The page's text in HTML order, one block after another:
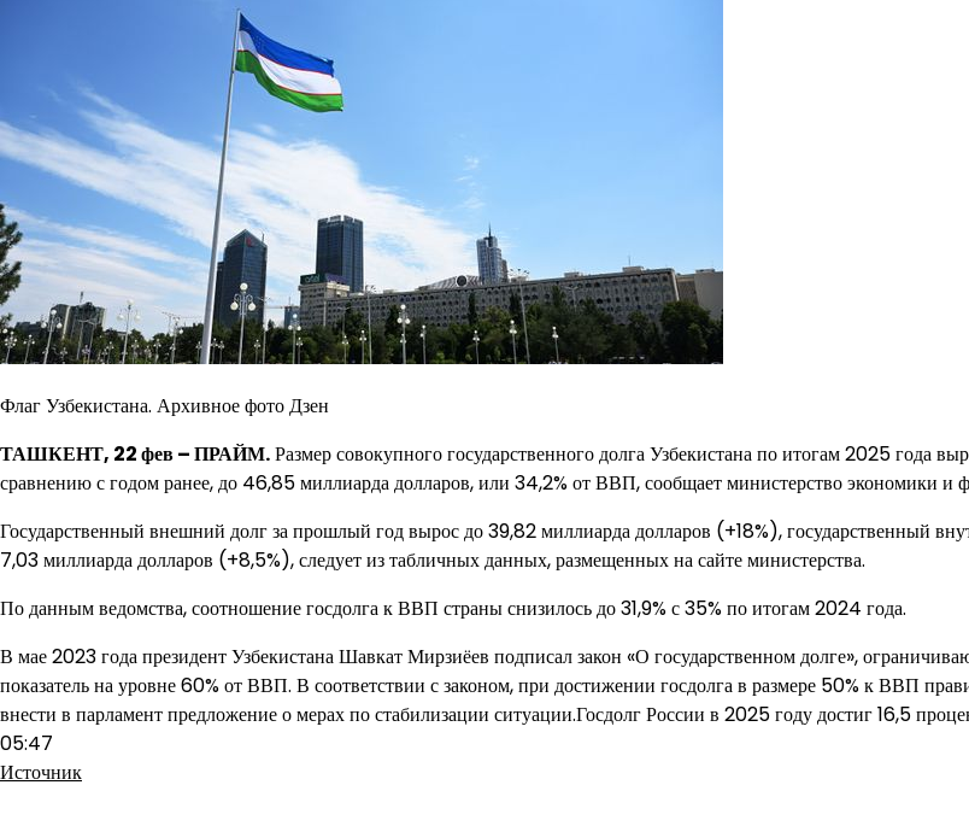
Флаг Узбекистана. Архивное фото Дзен
ТАШКЕНТ, 22 фев – ПРАЙМ.Размер совокупного государственного долга Узбекистана по итогам 2025 года
сравнению с годом ранее, до 46,85 миллиарда долларов, или 34,2% от ВВП, сообщает министерство экономики и
Государственный внешний долг за прошлый год вырос до 39,82 миллиарда долларов (+18%), государственный
7,03 миллиарда долларов (+8,5%), следует из табличных данных, размещенных на сайте министерства.
По данным ведомства, соотношение госдолга к ВВП страны снизилось до 31,9% с 35% по итогам 2024 года.
В мае 2023 года президент Узбекистана Шавкат Мирзиёев подписал закон «О государственном долге»,
показатель на уровне 60% от ВВП. В соответствии с законом, при достижении госдолга в размере 50% к ВВП
внести в парламент предложение о мерах по стабилизации ситуации.Госдолг России в 2025 году достиг 16,5
05:47
Источник